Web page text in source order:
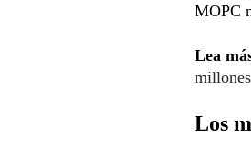
MOPC
Lea
millones
Los